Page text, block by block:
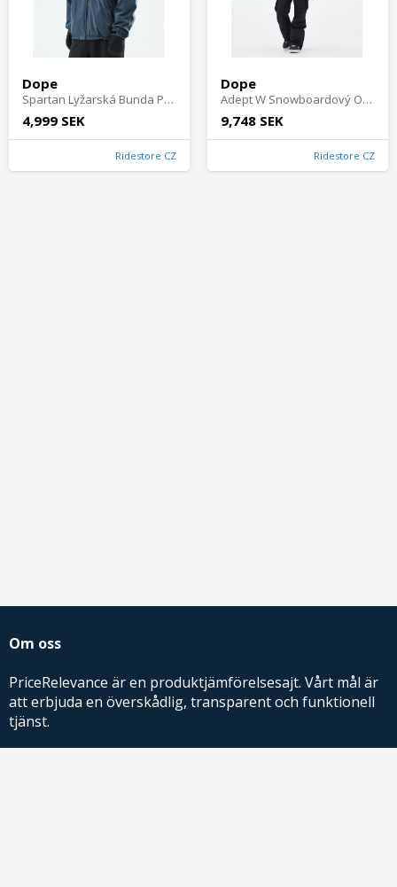
Dope
Spartan Lyžarská Bunda Pánské - Metal Blue
4,999 SEK
Ridestore CZ
Dope
Adept W Snowboardový Outfit Dámské - Burgundy/Black
9,748 SEK
Ridestore CZ
Om oss
PriceRelevance är en produktjämförelsesajt. Vårt mål är
att erbjuda en överskådlig, transparent och funktionell
tjänst.
PriceRelevance ägs och drivs av AdRelevance Sverige AB.